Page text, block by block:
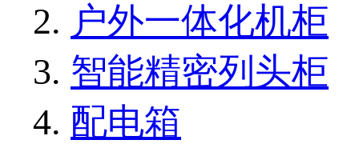
户外一体化机柜
智能精密列头柜
配电箱